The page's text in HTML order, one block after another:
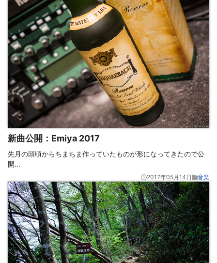
新曲公開：Emiya 2017
先月の頭頃からちまちま作っていたものが形になってきたので公
開...
2017年05月14日 音楽